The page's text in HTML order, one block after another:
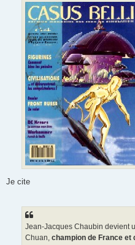
Je cite
Jean-Jacques Chaubin devient
Chuan, champion de France et